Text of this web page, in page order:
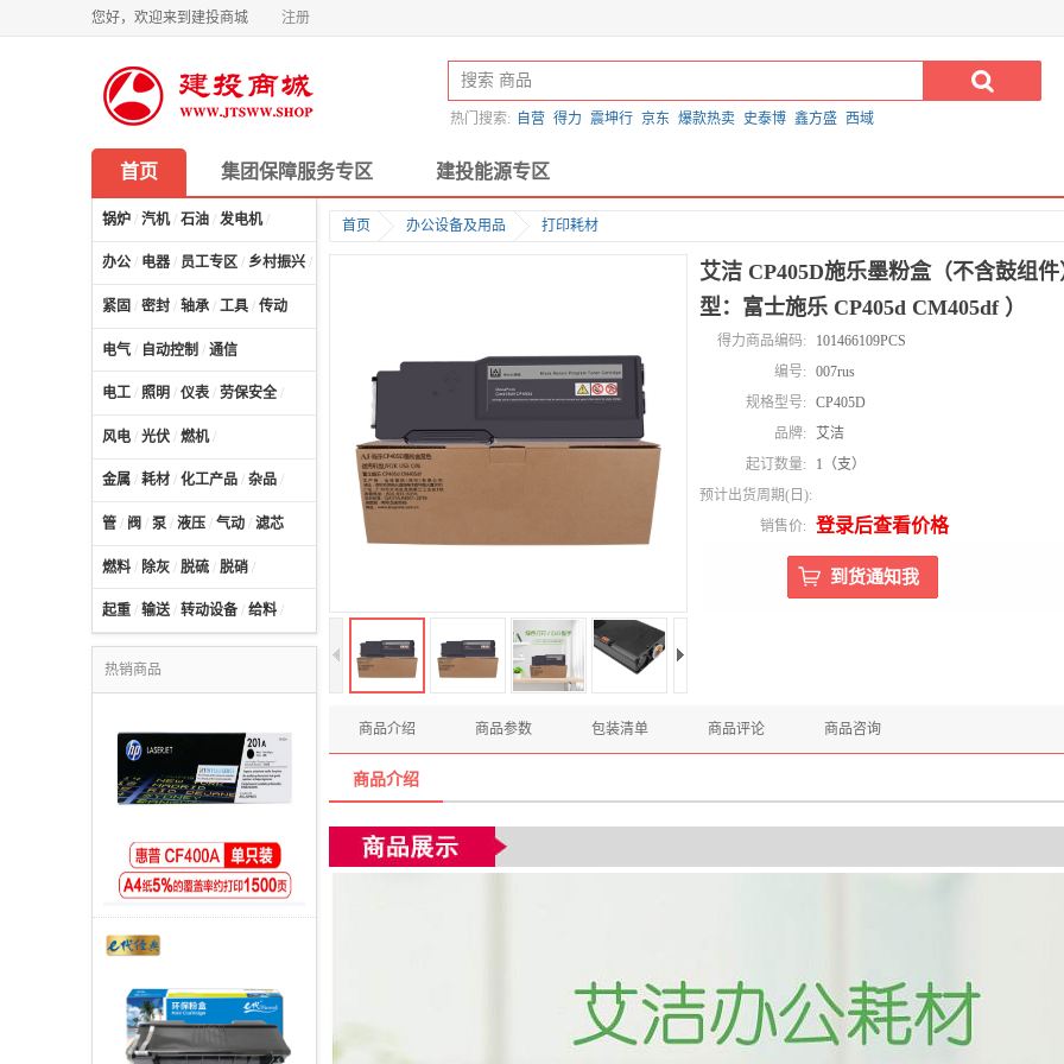
您好，欢迎来到建投商城 注册
热门搜索: 自营 得力 震坤行 京东 爆款热卖 史泰博 鑫方盛 西域
首页 集团保障服务专区 建投能源专区
锅炉 / 汽机/ 石油 / 发电机/
办公 / 电器 / 员工专区 / 乡村振兴 /
紧固 / 密封 / 轴承 / 工具 / 传动
电气 / 自动控制 / 通信
电工 / 照明 / 仪表 / 劳保安全 /
风电 / 光伏 / 燃机/
金属 / 耗材 / 化工产品 / 杂品 /
管 / 阀 / 泵 / 液压 / 气动 / 滤芯
燃料 / 除灰 / 脱硫 / 脱硝 /
起重 / 输送/ 转动设备 / 给料 /
热销商品
首页 办公设备及用品 打印耗材
艾洁 CP405D施乐墨粉盒（不含鼓组
型：富士施乐 CP405d CM405df ）
得力商品编码:
101466109PCS
编号:
007rus
规格型号:
CP405D
品牌:
艾洁
起订数量:
1（支）
预计出货周期(日):
销售价:
登录后查看价格
商品介绍 商品参数 包装清单 商品评论 商品咨询
商品介绍